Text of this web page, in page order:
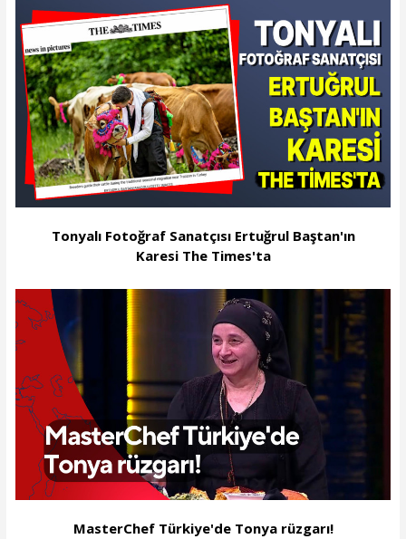
Tonyalı Fotoğraf Sanatçısı Ertuğrul Baştan'ın
Karesi The Times'ta
MasterChef Türkiye'de Tonya rüzgarı!